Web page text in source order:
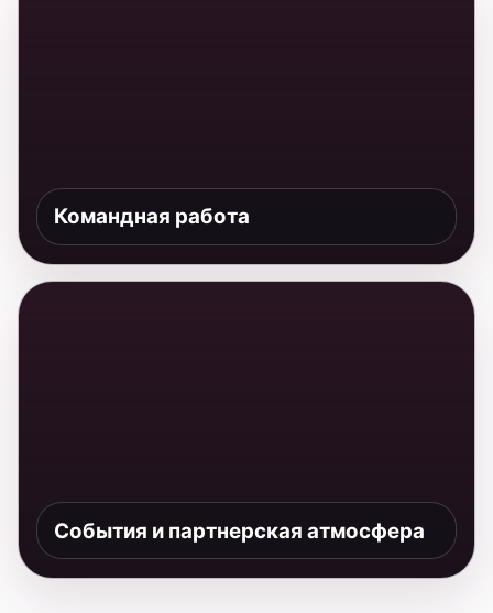
События и партнерская атмосфера
Партнерская модель
финансового рынка.